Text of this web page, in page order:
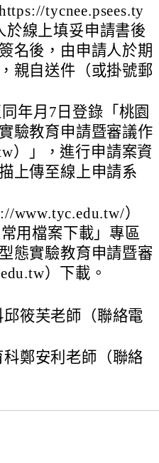
tycnee.psees.ty
於線上填妥申請書後
名後，由申請人於期
親自送件（或掛號郵
年月7日登錄「桃園
驗教育申請暨審議作
）」，進行申請案資
上傳至線上申請系
www.tyc.edu.tw/）
用檔案下載」專區
態實驗教育申請暨審
）下載。
筱芙老師（聯絡電
鄭安利老師（聯絡